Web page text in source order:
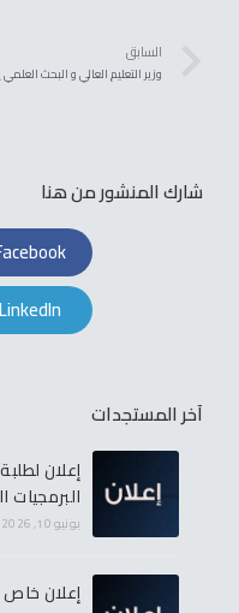
السابق
شارك المنشور من هنا
LinkedIn
آخر المستجدات
إعلان
البرمجيات الحرة
يونيو 10, 2026
إعلان